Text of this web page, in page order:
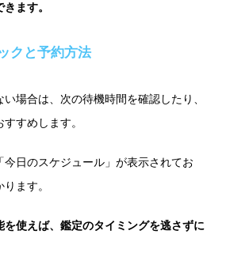
ます。
クと予約方法
場合は、次の待機時間を確認したり、
すめします。
日のスケジュール」が表示されてお
ます。
を使えば、鑑定のタイミングを逃さずに